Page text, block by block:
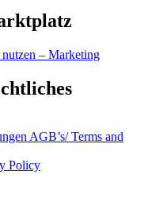
– Marketing
AGB’s/ Terms and
Policy